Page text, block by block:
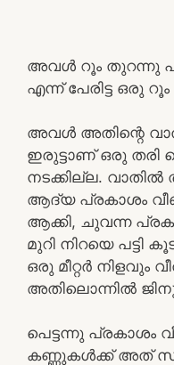
അവൾ റൂം തുറന്നു
എന്ന് പേരിട്ട ഒരു
അവൾ അതിന്റെ
ഇരുട്ടാണ് ഒരു തരി
നടക്കില്ല.
ആദ്യ പ്രകാശം
ആക്കി, ചുവന്ന
മുറി നിറയെ പട്ടി
ഒരു മീറ്റർ നിളവും
അതിലൊന്നിൽ
പെട്ടന്നു പ്രകാശം
കണ്ണുകൾക്ക് അത്